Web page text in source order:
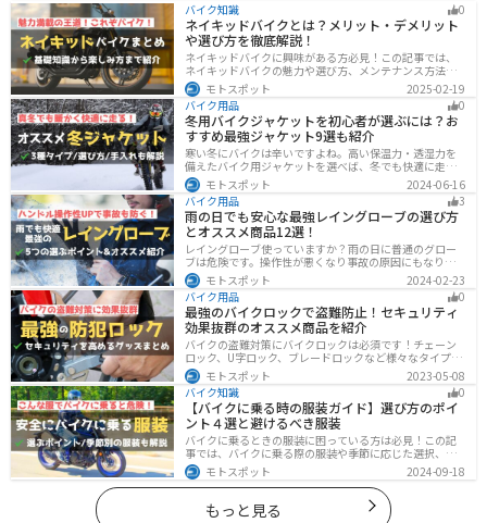
バイク知識 0
ネイキッドバイクとは？メリット・デメリット
や選び方を徹底解説！
ネイキッドバイクに興味がある方必見！この記事では、
ネイキッドバイクの魅力や選び方、メンテナンス方法な
どを解説しています。実は、ネイキッドバイクは、操作
性に優れており、初心者にも優しいバイクです。この記
事を読めば、ネイキッドバイクへの理解が深まります。
モトスポット
2025-02-19
バイク用品
0
冬用バイクジャケットを初心者が選ぶには？お
すすめ最強ジャケット9選も紹介
寒い冬にバイクは辛いですよね。高い保温力・透湿力を
備えたバイク用ジャケットを選べば、冬でも快適に走る
ことができます！さらに電熱ジャケットであれば、どん
な過酷な環境でも全く寒さを感じずバイクに乗れます。
正しい装備を揃えて今年の冬も乗り切りましょう！
モトスポット
2024-06-16
バイク用品
3
雨の日でも安心な最強レイングローブの選び方
とオススメ商品12選！
レイングローブ使っていますか？雨の日に普通のグロー
ブは危険です。操作性が悪くなり事故の原因にもなりま
す。安全と快適に運転するためにもしっかりとしたレイ
ングローブを準備しておきましょう。この記事ではレイ
ングローブの選び方とオススメを紹介します。
モトスポット
2024-02-23
バイク用品
0
最強のバイクロックで盗難防止！セキュリティ
効果抜群のオススメ商品を紹介
バイクの盗難対策にバイクロックは必須です！チェーン
ロック、U字ロック、ブレードロックなど様々なタイプが
あるので自分の用途に合った使いやすいものを選びまし
ょう。この記事ではバイクロックの種類と特徴、それぞ
れ最強の商品を紹介します。
モトスポット
2023-05-08
バイク知識
0
【バイクに乗る時の服装ガイド】選び方のポイ
ント４選と避けるべき服装
バイクに乗るときの服装に困っている方は必見！この記
事では、バイクに乗る際の服装や季節に応じた選択、避
けるべき服装について解説しています。実は、安全性だ
けでなく、快適性も重要視することが大切です。この記
事を読めば、最適なバイクウェアを選ぶヒントが得られ
ます。
モトスポット 2024-09-18
もっと見る